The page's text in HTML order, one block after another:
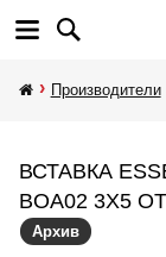
Производители
ВСТАВКА
BOA02 3X5
Архив